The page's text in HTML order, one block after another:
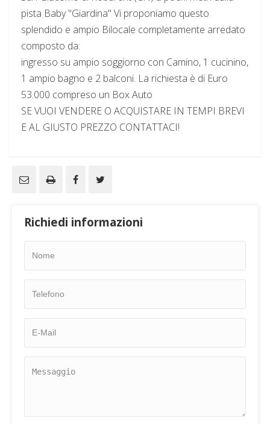
Richiedi informazioni
pista Baby "Giardina" Vi proponiamo questo
splendido e ampio Bilocale completamente arredato
composto da:
ingresso su ampio soggiorno con Camino, 1 cucinino,
1 ampio bagno e 2 balconi. La richiesta è di Euro
53.000 compreso un Box Auto
SE VUOI VENDERE O ACQUISTARE IN TEMPI BREVI
E AL GIUSTO PREZZO CONTATTACI!